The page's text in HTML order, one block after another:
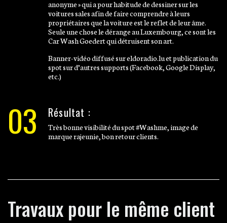
anonyme » qui a pour habitude de dessiner sur les
voitures sales afin de faire comprendre à leurs
propriétaires que la voiture est le reflet de leur âme.
Seule une chose le dérange au Luxembourg, ce sont les
Car Wash Goedert qui détruisent son art.
Banner-vidéo diffusé sur eldoradio.lu et publication du
spot sur d’autres supports (Facebook, Google Display,
etc.)
03 Résultat :
Très bonne visibilité du spot #Washme, image de
marque rajeunie, bon retour clients.
Travaux pour le même client